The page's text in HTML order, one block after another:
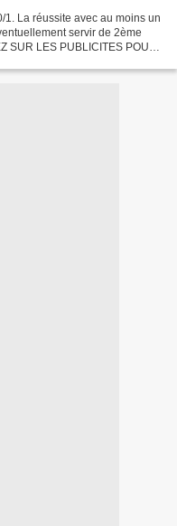
La réussite avec au moins un
servir de 2ème
SUR LES PUBLICITES POUR